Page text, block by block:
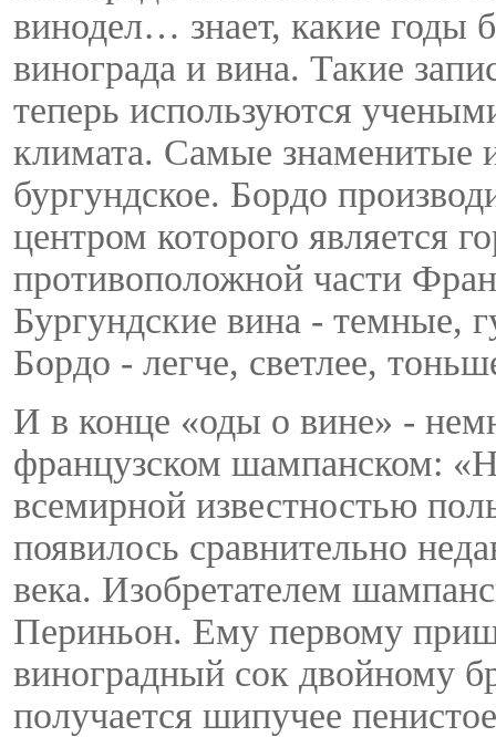
винодел… знает, какие годы
винограда и вина. Такие
теперь используются
климата. Самые знаменитые
бургундское. Бордо
центром которого является
противоположной части
Бургундские вина - темные,
Бордо - легче, светлее,
И в конце «оды о вине» -
французском шампанском:
всемирной известностью
появилось сравнительно
века. Изобретателем
Периньон. Ему первому
виноградный сок двойному
получается шипучее